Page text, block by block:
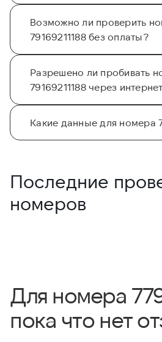
Возможно ли проверить
79169211188 без оплаты?
Разрешено ли пробивать
79169211188 через
Какие данные для номера
Последние
номеров
Для номера
пока что нет